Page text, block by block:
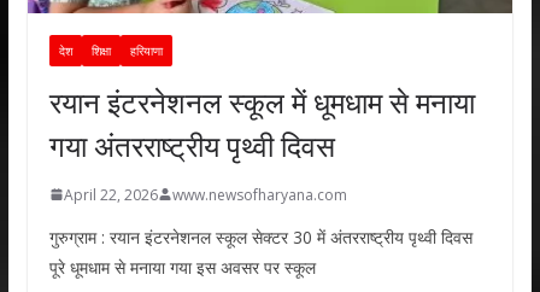
देश शिक्षा हरियाणा
रयान इंटरनेशनल स्कूल में धूमधाम से मनाया
गया अंतरराष्ट्रीय पृथ्वी दिवस
April 22, 2026 www.newsofharyana.com
गुरुग्राम : रयान इंटरनेशनल स्कूल सेक्टर 30 में अंतरराष्ट्रीय पृथ्वी दिवस
पूरे धूमधाम से मनाया गया इस अवसर पर स्कूल